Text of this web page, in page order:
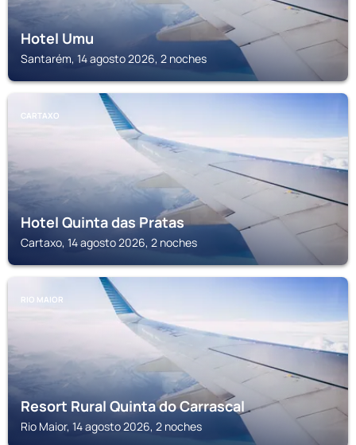
Hotel Umu
Santarém, 14 agosto 2026, 2 noches
CARTAXO
Hotel Quinta das Pratas
Cartaxo, 14 agosto 2026, 2 noches
RIO MAIOR
Resort Rural Quinta do Carrascal
Rio Maior, 14 agosto 2026, 2 noches